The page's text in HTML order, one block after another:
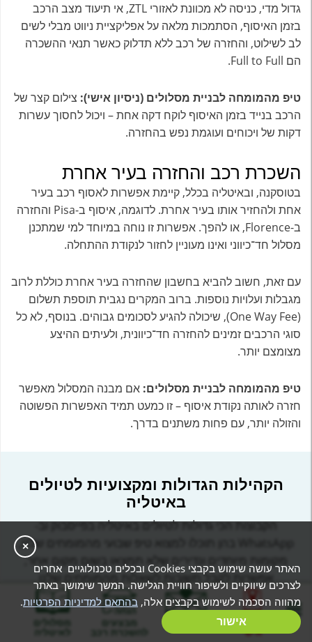
גדול מדי, כניסה לא מכוונת לאזורי ZTL, אי תיעוד מצב הרכב
בזמן האיסוף, הסתמכות מלאה על אפליקציית ניווט מבלי לשים
לב לשילוט, והחזרה של רכב ללא תדלוק כאשר תנאי ההשכרה
הם Full to Full.
טיפ מהמומחה לבניית מסלולים (ניסיון אישי): צילום קצר של
הרכב בנייד בזמן האיסוף לוקח דקה אחת – ויכול לחסוך עשרות
דקות של ויכוחים ועוגמת נפש בהחזרה.
השכרת רכב והחזרה בעיר אחרת
בטוסקנה, ובאיטליה בכלל, קיימת אפשרות לאסוף רכב בעיר
אחת ולהחזיר אותו בעיר אחרת. לדוגמה, איסוף ב-Pisa והחזרה
ב-Florence, או להפך. אפשרות זו נוחה במיוחד למי שמתכנן
מסלול חד־כיווני ואינו מעוניין לחזור לנקודת ההתחלה.
עם זאת, חשוב להביא בחשבון שהחזרה בעיר אחרת כוללת לרוב
מגבלות ועלויות נוספות. ברוב המקרים נגבית תוספת תשלום
(One Way Fee), שיכולה להגיע לסכומים גבוהים. בנוסף, לא כל
סוגי הרכבים זמינים להחזרה חד־כיוונית, ולעיתים ההיצע
מצומצם יותר.
טיפ מהמומחה לבניית מסלולים: אם מבנה המסלול מאפשר
חזרה לאותה נקודת איסוף – זו כמעט תמיד האפשרות הפשוטה
והזולה יותר, עם פחות משתנים בדרך.
הקהילות הגדולות ומקצועיות לטיולים
באיטליה
הקבוצות הכי גדולות לטיולים באיטליה בפייסבוק וב-
WhatsApp בהן תוכלו למצוא טיפ שבועי מהמומחים שלנו,
מקומות מיוחדים ונדירים שלא תמצאו בשום מקום אחר,
אפשרות לקבל תשובות לשאלות מהמומחים שלנו
ומהמטיילים המנוסים ביותר, מבצעים בלעדיים להשכרת
רכב, מבחר מסלולים של מטיילים משתפים, ועוד המון מידע
שישפר את הטיול שלכם לאיטליה!בניית מסלול
אישי
מבצעים מסלולים
לאיטליה
×
האתר עושה שימוש בקבצי Cookies ובכלים טכנולוגיים אחרים
לצרכים שיווקיים ולשיפור חוויית הגלישה. המשך שימושך באתר
מהווה הסכמה לשימוש בקבצים אלה, בהתאם למדיניות הפרטיות.
אישור